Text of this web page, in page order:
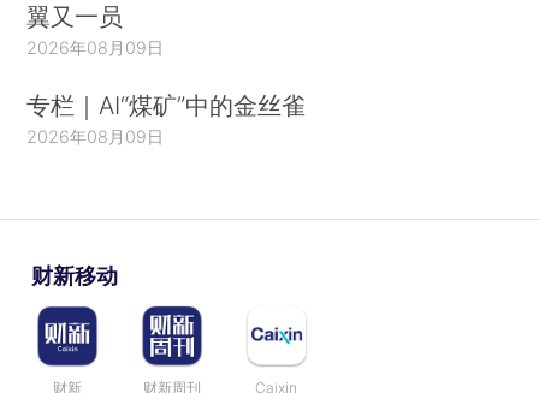
翼又一员
2026年08月09日
专栏｜AI“煤矿”中的金丝雀
2026年08月09日
财新移动
财新 财新周刊 Caixin